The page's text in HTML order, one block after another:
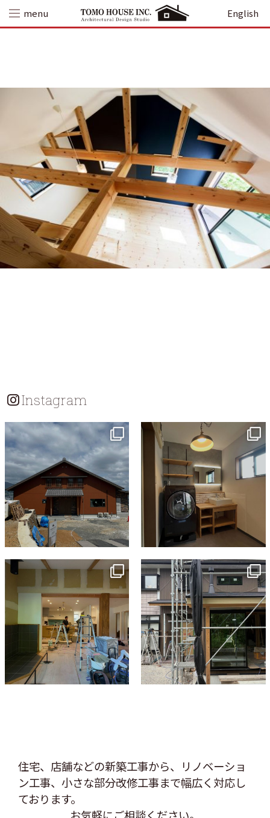
content
menu English
Instagram
tomohouseinc
tomohouseinc
7月 13
tomohouseinc
tomohouseinc
6月 3
住宅、店舗などの新築工事から、リノベーショ
ン工事、 小さな部分改修工事まで幅広く対応し
ております。
お気軽にご相談ください。